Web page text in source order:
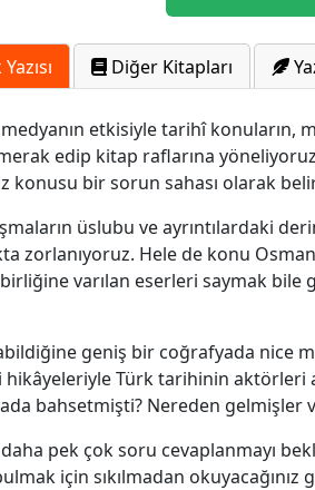
Diğer Kitapları
etkisiyle tarihî
edip kitap raflarına
konusu bir sorun sahası olarak
üslubu ve ayrıntılardaki
zorlanıyoruz. Hele de konu
varılan eserleri saymak bile
geniş bir coğrafyada nice
hikâyeleriyle Türk tarihinin aktörleri
bahsetmişti? Nereden gelmişler
pek çok soru cevaplanmayı
için sıkılmadan